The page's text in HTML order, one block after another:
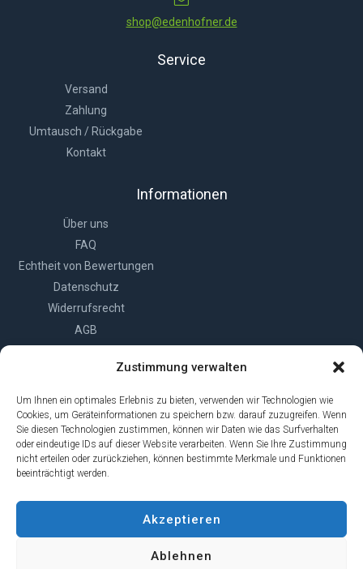
Zustimmung verwalten
Um Ihnen ein optimales Erlebnis zu bieten, verwenden wir Technologien wie
Cookies, um Geräteinformationen zu speichern bzw. darauf zuzugreifen. Wenn
Sie diesen Technologien zustimmen, können wir Daten wie das Surfverhalten
oder eindeutige IDs auf dieser Website verarbeiten. Wenn Sie Ihre Zustimmung
nicht erteilen oder zurückziehen, können bestimmte Merkmale und Funktionen
beeinträchtigt werden.
Akzeptieren
Ablehnen
shop@edenhofner.de
Service
Versand
Zahlung
Umtausch / Rückgabe
Kontakt
Informationen
Über uns
FAQ
Echtheit von Bewertungen
Datenschutz
Widerrufsrecht
AGB
Cookie-Richtlinie (EU)
Vertrag widerrufen
© 2026 | Edenhofner GmbH